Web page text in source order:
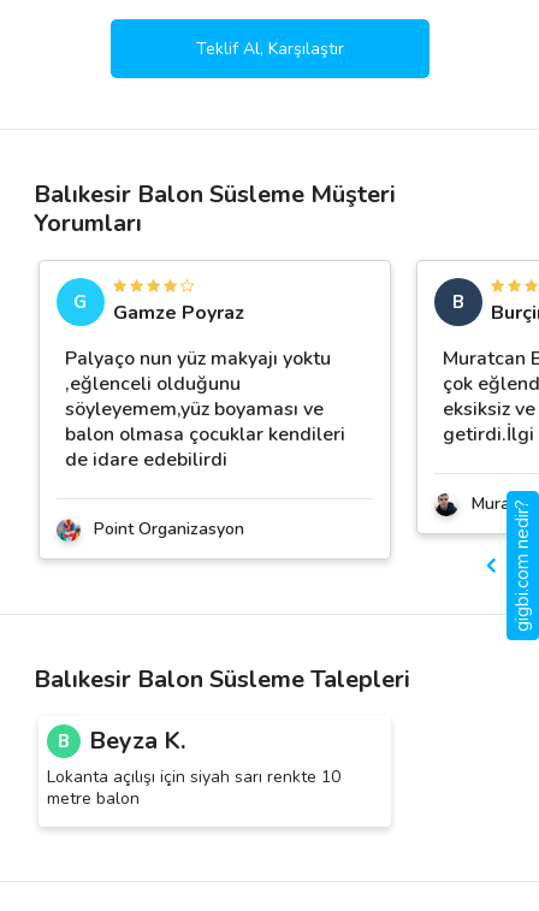
Teklif Al, Karşılaştır
Balıkesir Balon Süsleme Müşteri
Yorumları
G
Gamze Poyraz
Palyaço nun yüz makyajı yoktu
,eğlenceli olduğunu
söyleyemem,yüz boyaması ve
balon olmasa çocuklar kendileri
de idare edebilirdi
Point Organizasyon
B
Muratcan
çok
eksiksiz
getirdi.İlgi
Balıkesir Balon Süsleme Talepleri
B Beyza K.
Lokanta açılışı için siyah sarı renkte 10
metre balon
gigbi.com nedir?